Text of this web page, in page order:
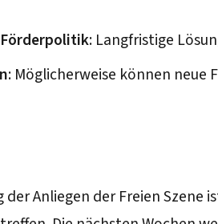
: Langfristige
: Möglicherweise können
der Anliegen der Freien